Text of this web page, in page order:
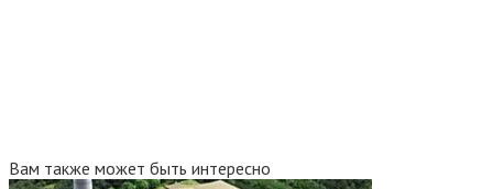
Вам также может быть интересно